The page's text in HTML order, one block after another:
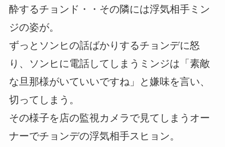
酔するチョンド・・その隣には浮気相手ミン
ジの姿が。
ずっとソンヒの話ばかりするチョンデに怒
り、ソンヒに電話してしまうミンジは「素敵
な旦那様がいていいですね」と嫌味を言い、
切ってしまう。
その様子を店の監視カメラで見てしまうオー
ナーでチョンデの浮気相手スヒョン。